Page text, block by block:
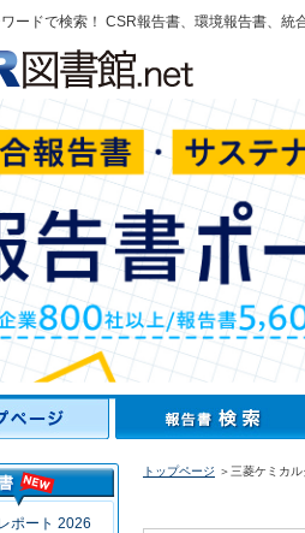
ードで検索！ CSR報告書、環境報告書、統
ポート 2026
トップページ ＞三菱ケミカ